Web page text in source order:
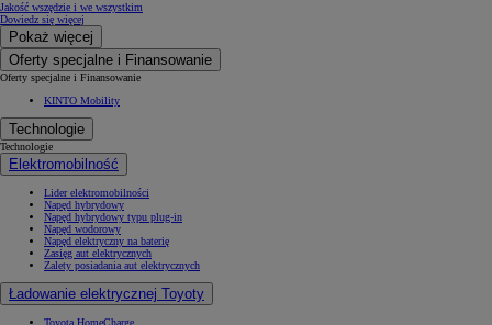
Jakość wszędzie i we wszystkim
Dowiedz się więcej
Pokaż więcej
Oferty specjalne i Finansowanie
Oferty specjalne i Finansowanie
KINTO Mobility
Technologie
Technologie
Elektromobilność
Lider elektromobilności
Napęd hybrydowy
Napęd hybrydowy typu plug-in
Napęd wodorowy
Napęd elektryczny na baterię
Zasięg aut elektrycznych
Zalety posiadania aut elektrycznych
Ładowanie elektrycznej Toyoty
Toyota HomeCharge